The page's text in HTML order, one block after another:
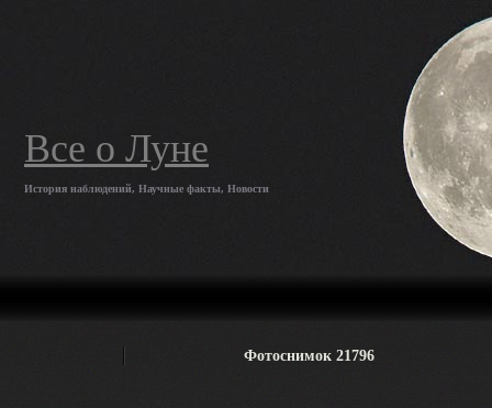
Все о Луне
История наблюдений, Научные факты, Новости
Фотоснимок 21796